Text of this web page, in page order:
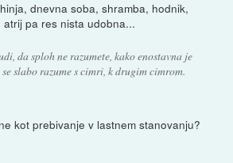
dnevna soba, shramba, hodnik,
pa res nista udobna...
da sploh ne razumete, kako enostavna je
slabo razume s cimri, k drugim cimrom.
kot prebivanje v lastnem stanovanju?